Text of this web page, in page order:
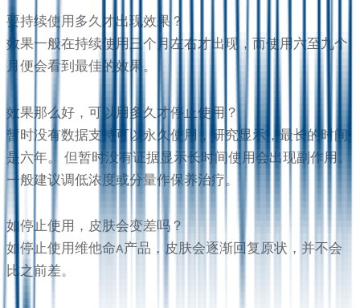
要持续使用多久才出现效果？
效果一般在持续使用三个月左右才出现，而使用六至九个
月便会看到最佳的效果。
效果那么好，可以用多久才停止使用？
暂时没有数据支持可以永久使用，研究显示，最长的时间
是六年。 但暂时没有证据显示长时间使用会出现副作用。
一般建议调低浓度或分量作保养治疗。
如停止使用，皮肤会变差吗？
如停止使用维他命A产品，皮肤会逐渐回复原状，并不会
比之前差。